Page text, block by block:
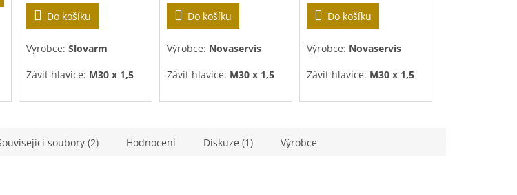
Do košíku
Výrobce:Slovarm
Závit hlavice: M30 x 1,5
Do košíku
Výrobce: Novaservis
Závit hlavice: M30 x 1,5
Do košíku
Výrobce: Novaservis
Závit hlavice: M30 x 1,5
soubory (2) Hodnocení Diskuze (1) Výrobce